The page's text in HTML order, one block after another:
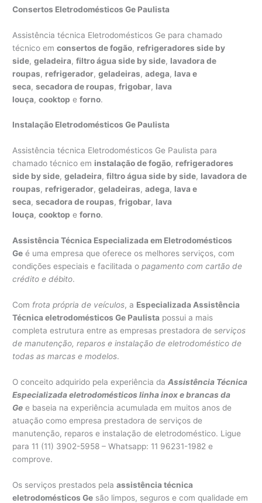
Consertos Eletrodomésticos Ge Paulista
Assistência técnica Eletrodomésticos Ge para chamado
técnico emconsertos de fogão, refrigeradores side by
side,geladeira,filtro água side by side, lavadora de
roupas, refrigerador,geladeiras,adega, lava e
seca,secadora de roupas,frigobar, lava
louça,cooktop eforno.
Instalação Eletrodomésticos Ge Paulista
Assistência técnica Eletrodomésticos Ge Paulista para
chamado técnico em instalação de fogão, refrigeradores
side by side,geladeira,filtro água side by side, lavadora de
roupas, refrigerador,geladeiras,adega, lava e
seca,secadora de roupas,frigobar, lava
louça,cooktop eforno.
Assistência Técnica Especializada em Eletrodomésticos
Ge é uma empresa que oferece os melhores serviços, com
condições especiais e facilitada opagamento com cartão de
crédito e débito.
Com frota própria de veículos, a Especializada Assistência
Técnica eletrodomésticos Ge Paulista possui a mais
completa estrutura entre as empresas prestadora de serviços
de manutenção, reparos e instalação de eletrodoméstico de
todas as marcas e modelos.
O conceito adquirido pela experiência daAssistência Técnica
Especializada eletrodomésticos linha inox e brancas da
Ge e baseia na experiência acumulada em muitos anos de
atuação como empresa prestadora de serviços de
manutenção, reparos e instalação de eletrodoméstico. Ligue
para 11 (11) 3902-5958 – Whatsapp: 11 96231-1982 e
comprove.
Os serviços prestados pelaassistência técnica
eletrodomésticos Ge são limpos, seguros e com qualidade em